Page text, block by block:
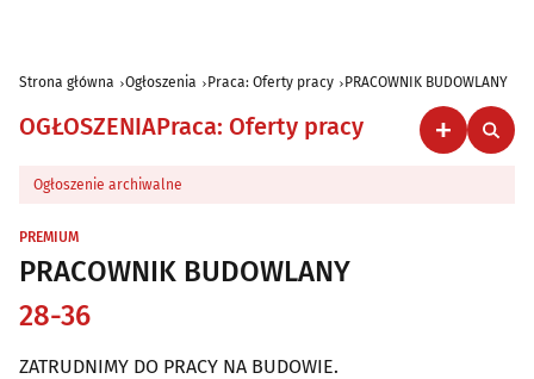
Strona główna Ogłoszenia Praca: Oferty pracy PRACOWNIK BUDOWLANY
OGŁOSZENIAPraca: Oferty pracy
Ogłoszenie archiwalne
PREMIUM
PRACOWNIK BUDOWLANY
28-36
ZATRUDNIMY DO PRACY NA BUDOWIE.